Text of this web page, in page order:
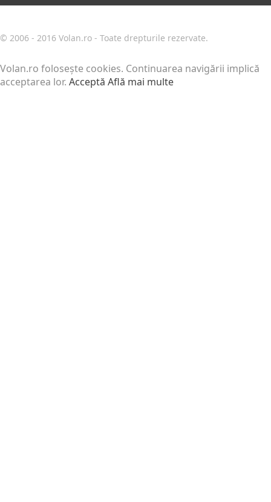
© 2006 - 2016 Volan.ro - Toate drepturile rezervate.
Volan.ro folosește cookies. Continuarea navigării implică
acceptarea lor. Acceptă Află mai multe